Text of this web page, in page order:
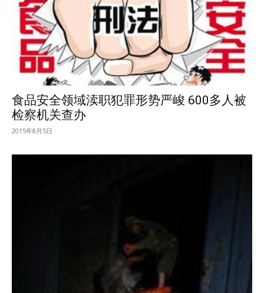
食品安全领域渎职犯罪形势严峻 600多人被
检察机关查办
2015年8月5日